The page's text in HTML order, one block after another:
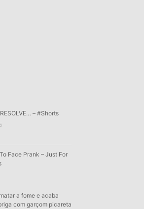
– #Shorts
Face Prank – Just For
a fome e acaba
com garçom picareta